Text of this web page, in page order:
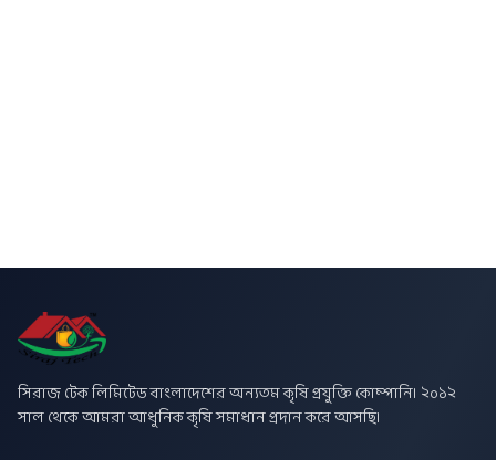
সিরাজ টেক লিমিটেড বাংলাদেশের অন্যতম কৃষি প্রযুক্তি কোম্পানি। ২০১২
সাল থেকে আমরা আধুনিক কৃষি সমাধান প্রদান করে আসছি।